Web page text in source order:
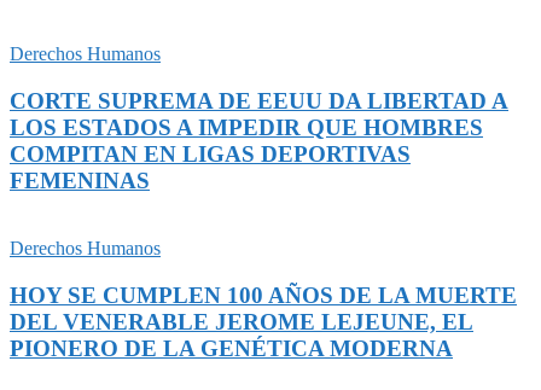
Derechos Humanos
CORTE SUPREMA DE EEUU DA LIBERTAD A
LOS ESTADOS A IMPEDIR QUE HOMBRES
COMPITAN EN LIGAS DEPORTIVAS
FEMENINAS
Derechos Humanos
HOY SE CUMPLEN 100 AÑOS DE LA MUERTE
DEL VENERABLE JEROME LEJEUNE, EL
PIONERO DE LA GENÉTICA MODERNA